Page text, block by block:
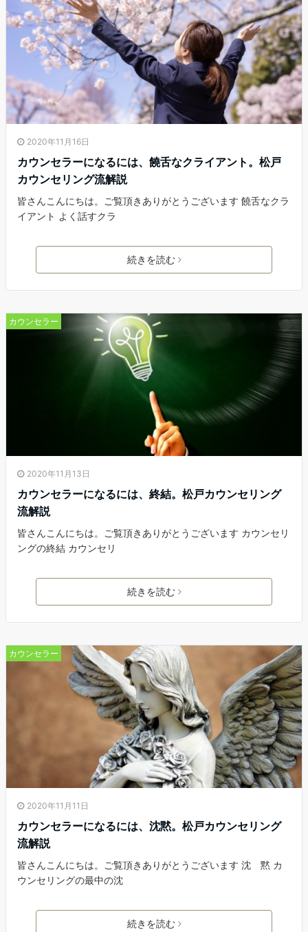
2020年11月16日
カウンセラーになるには、饒舌なクライアント。松戸
カウンセリング流解説
皆さんこんにちは。ご覧頂きありがとうございます 饒舌なクラ
イアント よく話すクラ
続きを読む
カウンセラー
2020年11月13日
カウンセラーになるには、終結。松戸カウンセリング
流解説
皆さんこんにちは。ご覧頂きありがとうございます カウンセリ
ングの終結 カウンセリ
続きを読む
カウンセラー
2020年11月11日
カウンセラーになるには、沈黙。松戸カウンセリング
流解説
皆さんこんにちは。ご覧頂きありがとうございます 沈 黙 カ
ウンセリングの最中の沈
続きを読む